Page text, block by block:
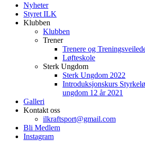
Nyheter
Styret ILK
Klubben
Klubben
Trener
Trenere og
Løfteskole
Sterk Ungdom
Sterk Ungdom 2022
Introduksjonskurs
ungdom 12 år 2021
Galleri
Kontakt oss
ilkraftsport@gmail.com
Bli Medlem
Instagram